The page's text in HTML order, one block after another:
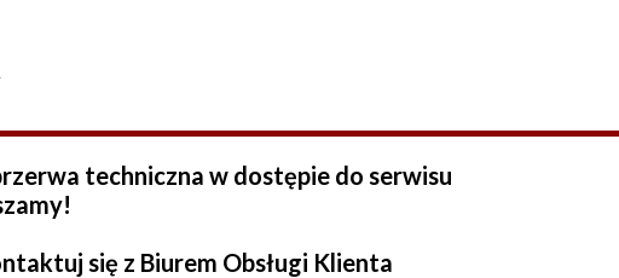
techniczna w dostępie do serwisu
się z Biurem Obsługi Klienta